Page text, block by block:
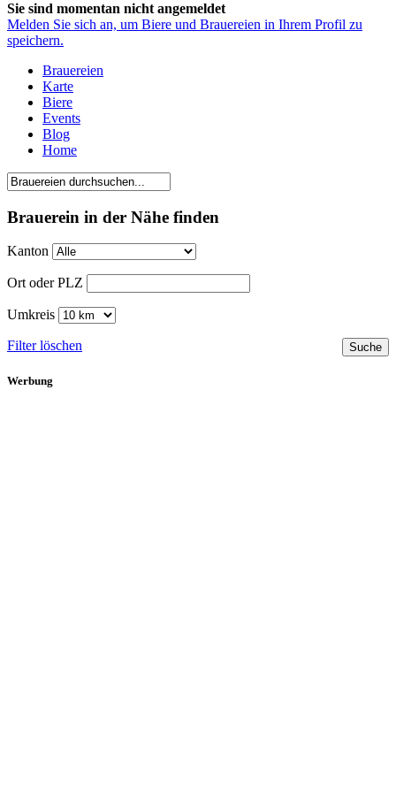
Sie sind momentan nicht angemeldet
Melden Sie sich an, um Biere und Brauereien in Ihrem Profil zu
speichern.
Brauereien
Karte
Biere
Events
Blog
Home
Brauerein in der Nähe finden
Kanton
Ort oder PLZ
Umkreis
Filter löschen
Werbung